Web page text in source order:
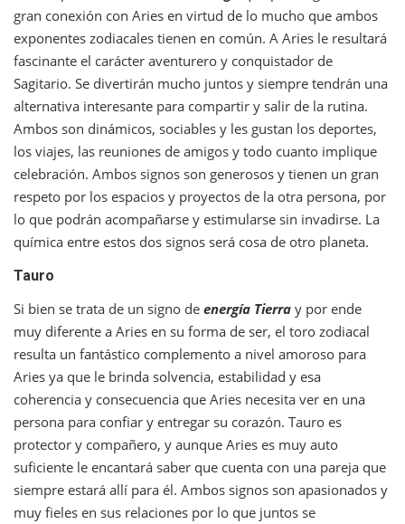
gran conexión con Aries en virtud de lo mucho que ambos
exponentes zodiacales tienen en común. A Aries le resultará
fascinante el carácter aventurero y conquistador de
Sagitario. Se divertirán mucho juntos y siempre tendrán una
alternativa interesante para compartir y salir de la rutina.
Ambos son dinámicos, sociables y les gustan los deportes,
los viajes, las reuniones de amigos y todo cuanto implique
celebración. Ambos signos son generosos y tienen un gran
respeto por los espacios y proyectos de la otra persona, por
lo que podrán acompañarse y estimularse sin invadirse. La
química entre estos dos signos será cosa de otro planeta.
Tauro
Si bien se trata de un signo de energía Tierra y por ende
muy diferente a Aries en su forma de ser, el toro zodiacal
resulta un fantástico complemento a nivel amoroso para
Aries ya que le brinda solvencia, estabilidad y esa
coherencia y consecuencia que Aries necesita ver en una
persona para confiar y entregar su corazón. Tauro es
protector y compañero, y aunque Aries es muy auto
suficiente le encantará saber que cuenta con una pareja que
siempre estará allí para él. Ambos signos son apasionados y
muy fieles en sus relaciones por lo que juntos se